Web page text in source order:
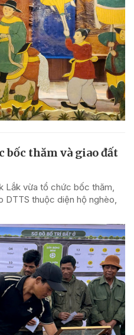
bốc thăm và giao đất
Lắk vừa tổ chức bốc thăm,
DTTS thuộc diện hộ nghèo,